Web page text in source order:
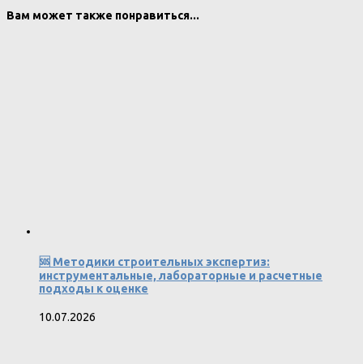
Вам может также понравиться...
🆘 Методики строительных экспертиз:
инструментальные, лабораторные и расчетные
подходы к оценке
10.07.2026